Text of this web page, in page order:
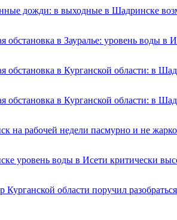
дожди: в выходные в Шадринске
обстановка в Зауралье: уровень воды в
обстановка в Курганской области: в
обстановка в Курганской области: в
на рабочей недели пасмурно и не жарко
уровень воды в Исети критически
Курганской области поручил